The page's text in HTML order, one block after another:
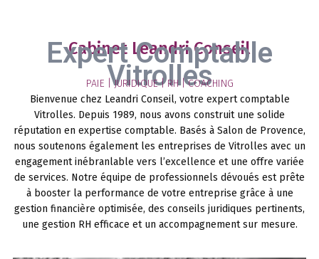
Cabinet Leandri Conseil
Expert Comptable
Vitrolles
PAIE | JURIDIQUE | RH | COACHING
Bienvenue chez Leandri Conseil, votre expert comptable
Vitrolles. Depuis 1989, nous avons construit une solide
réputation en expertise comptable. Basés à Salon de Provence,
nous soutenons également les entreprises de Vitrolles avec un
engagement inébranlable vers l’excellence et une offre variée
de services. Notre équipe de professionnels dévoués est prête
à booster la performance de votre entreprise grâce à une
gestion financière optimisée, des conseils juridiques pertinents,
une gestion RH efficace et un accompagnement sur mesure.